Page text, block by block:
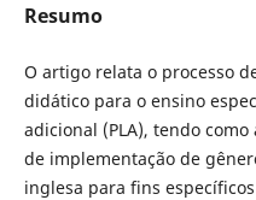
Resumo
O artigo relata o processo
didático para o ensino
adicional (PLA), tendo
de implementação de
inglesa para fins